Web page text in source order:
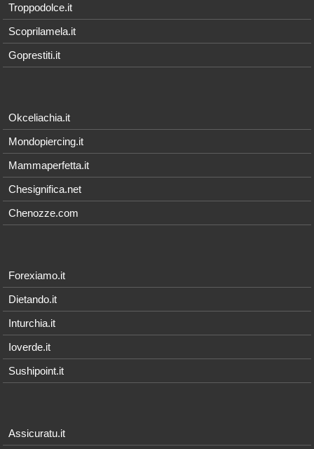
Troppodolce.it
Scoprilamela.it
Goprestiti.it
Okceliachia.it
Mondopiercing.it
Mammaperfetta.it
Chesignifica.net
Chenozze.com
Forexiamo.it
Dietando.it
Inturchia.it
Ioverde.it
Sushipoint.it
Assicuratu.it